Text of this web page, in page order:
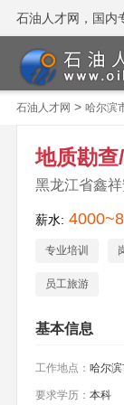
石油人才网，国内
石油人才网 > 哈尔滨
地质勘
黑龙江省鑫
薪水:
专业培训
员工旅游
基本信息
工作地点： 哈尔滨
要求学历： 本科